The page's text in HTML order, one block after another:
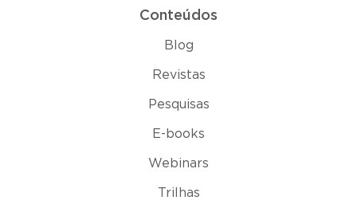
Conteúdos
Blog
Revistas
Pesquisas
E-books
Webinars
Trilhas